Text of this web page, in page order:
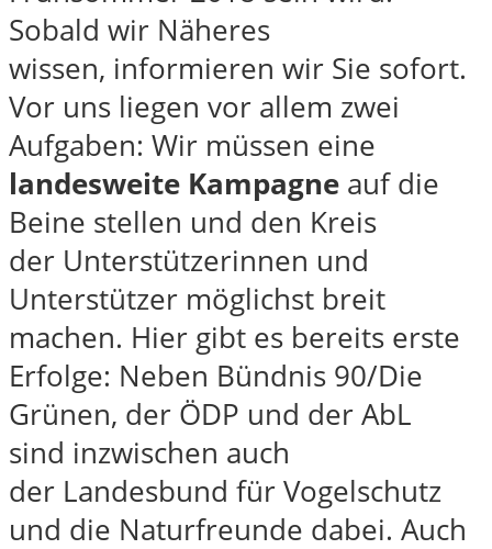
Sobald wir Näheres
wissen, informieren wir Sie sofort.
Vor uns liegen vor allem zwei
Aufgaben: Wir müssen eine
landesweite Kampagne auf die
Beine stellen und den Kreis
der Unterstützerinnen und
Unterstützer möglichst breit
machen. Hier gibt es bereits erste
Erfolge: Neben Bündnis 90/Die
Grünen, der ÖDP und der AbL
sind inzwischen auch
der Landesbund für Vogelschutz
und die Naturfreunde dabei. Auch